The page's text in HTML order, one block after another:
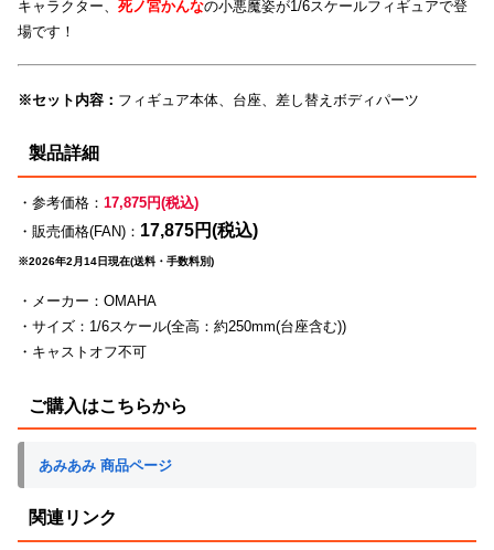
キャラクター、 死ノ宮かんなの小悪魔姿が1/6スケールフィギュアで登
場です！
※セット内容： フィギュア本体、台座、差し替えボディパーツ
製品詳細
・参考価格： 17,875円(税込)
・販売価格(FAN)： 17,875円(税込)
※2026年2月14日現在(送料・手数料別)
・メーカー：OMAHA
・サイズ：1/6スケール(全高：約250mm(台座含む))
・キャストオフ不可
ご購入はこちらから
あみあみ 商品ページ
関連リンク